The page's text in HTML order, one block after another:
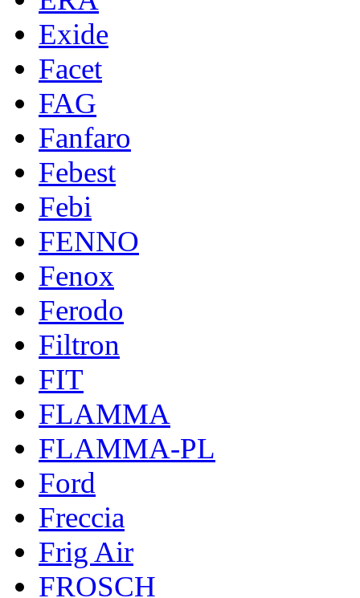
Exide
Facet
FAG
Fanfaro
Febest
Febi
FENNO
Fenox
Ferodo
Filtron
FIT
FLAMMA
FLAMMA-PL
Ford
Freccia
Frig Air
FROSCH